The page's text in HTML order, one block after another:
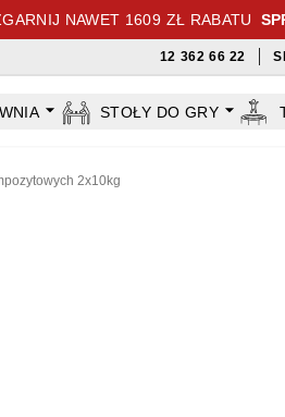
NAWET 1609 ZŁ RABATU
12 362 66 22
STOŁY DO GRY
2x10kg